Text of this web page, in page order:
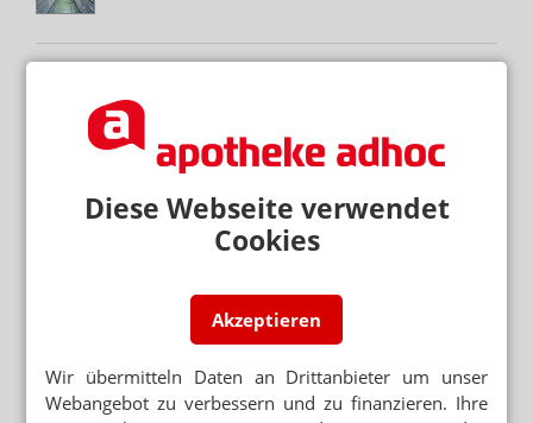
Diese Webseite verwendet
Cookies
Akzeptieren
Wir übermitteln Daten an Drittanbieter um unser
Webangebot zu verbessern und zu finanzieren. Ihre
Mehr zum Thema
BSTABG
Homöopathie-Ausschluss auch für Kinder und DAV-
„GROSSHANDEL IST DIE ENTSCHEIDENDE S
KÜRZUNGEN FÜR PFLEGENDE ANGEHÖRIGE
Rente, Pflege, Wahlen: Volles Programm im Herbst